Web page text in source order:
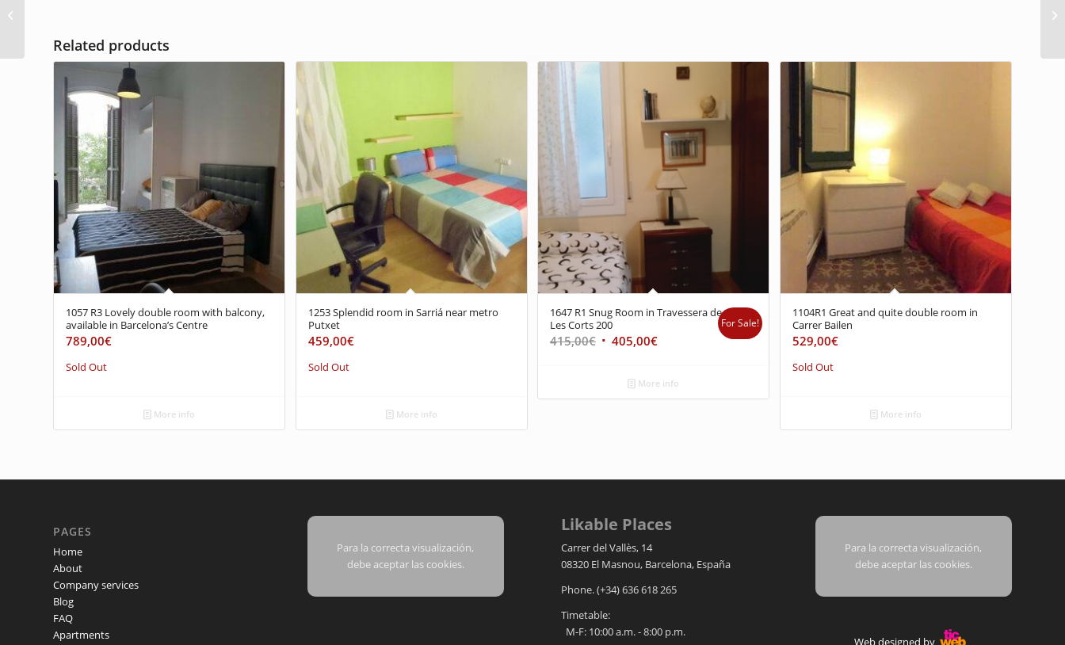
Related products
1057 R3 Lovely double room with balcony,
available in Barcelona’s Centre
789,00€
Sold Out
More info
1253 Splendid room in Sarriá near metro
Putxet
459,00€
Sold Out
More info
1647 R1 Snug Room in Travessera de
Les Corts 200
415,00€ 405,00€
For Sale!
More info
1104R1 Great and quite double room in
Carrer Bailen
529,00€
Sold Out
More info
PAGES
Home
About
Company services
Blog
FAQ
Apartments
Para la correcta visualización,
debe aceptar las cookies.
Likable Places
Carrer del Vallès, 14
08320 El Masnou, Barcelona, España
Phone.(+34) 636 618 265
Timetable:
M-F: 10:00 a.m. - 8:00 p.m.
Para la correcta visualización,
debe aceptar las cookies.
Web designed by